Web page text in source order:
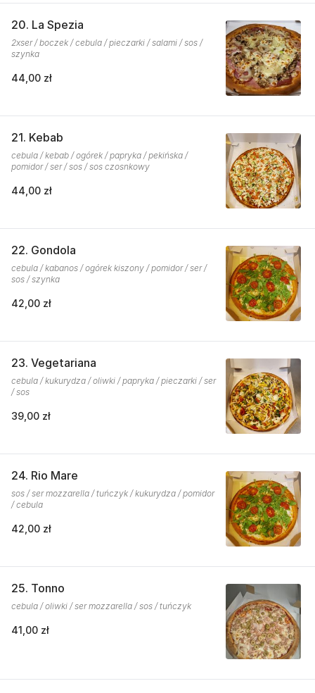
20. La Spezia
2xser / boczek / cebula / pieczarki / salami / sos /
szynka
44,00 zł
21. Kebab
cebula / kebab / ogórek / papryka / pekińska /
pomidor / ser / sos / sos czosnkowy
44,00 zł
22. Gondola
cebula / kabanos / ogórek kiszony / pomidor / ser /
sos / szynka
42,00 zł
23. Vegetariana
cebula / kukurydza / oliwki / papryka / pieczarki / ser
/ sos
39,00 zł
24. Rio Mare
sos / ser mozzarella / tuńczyk / kukurydza / pomidor
/ cebula
42,00 zł
25. Tonno
cebula / oliwki / ser mozzarella / sos / tuńczyk
41,00 zł